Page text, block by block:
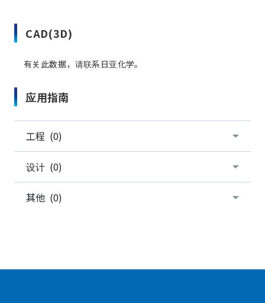
CAD(3D)
有关此数据，请联系日亚化学。
应用指南
工程 (0)
设计 (0)
其他 (0)